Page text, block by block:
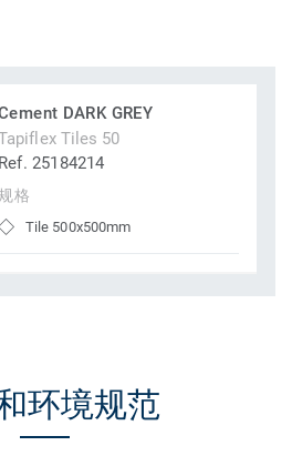
DARK GREY
Tiles 50
Ref. 25184214
格
Tile 500x500mm
环境规范